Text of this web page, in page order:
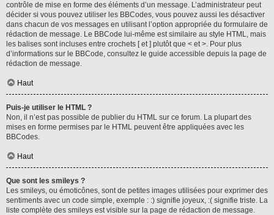
contrôle de mise en forme des éléments d’un message. L’administrateur peut
décider si vous pouvez utiliser les BBCodes, vous pouvez aussi les désactiver
dans chacun de vos messages en utilisant l’option appropriée du formulaire de
rédaction de message. Le BBCode lui-même est similaire au style HTML, mais
les balises sont incluses entre crochets [ et ] plutôt que < et >. Pour plus
d’informations sur le BBCode, consultez le guide accessible depuis la page de
rédaction de message.
Haut
Puis-je utiliser le HTML ?
Non, il n’est pas possible de publier du HTML sur ce forum. La plupart des
mises en forme permises par le HTML peuvent être appliquées avec les
BBCodes.
Haut
Que sont les smileys ?
Les smileys, ou émoticônes, sont de petites images utilisées pour exprimer des
sentiments avec un code simple, exemple : :) signifie joyeux, :( signifie triste. La
liste complète des smileys est visible sur la page de rédaction de message.